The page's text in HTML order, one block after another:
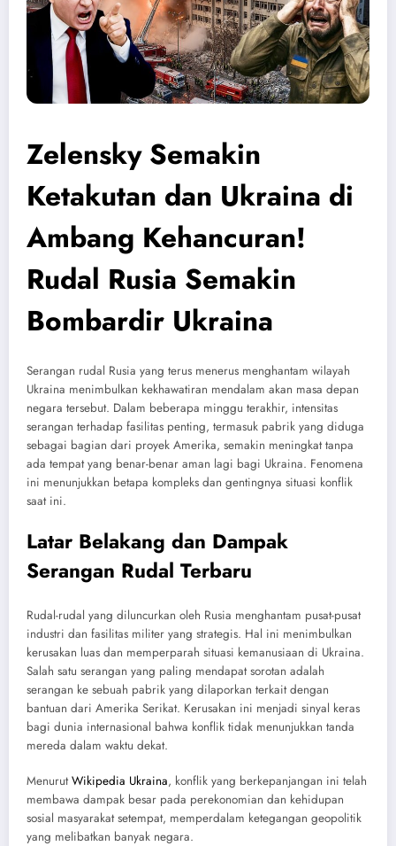
Zelensky Semakin
Ketakutan dan Ukraina di
Ambang Kehancuran!
Rudal Rusia Semakin
Bombardir Ukraina
Serangan rudal Rusia yang terus menerus menghantam wilayah
Ukraina menimbulkan kekhawatiran mendalam akan masa depan
negara tersebut. Dalam beberapa minggu terakhir, intensitas
serangan terhadap fasilitas penting, termasuk pabrik yang diduga
sebagai bagian dari proyek Amerika, semakin meningkat tanpa
ada tempat yang benar-benar aman lagi bagi Ukraina. Fenomena
ini menunjukkan betapa kompleks dan gentingnya situasi konflik
saat ini.
Latar Belakang dan Dampak
Serangan Rudal Terbaru
Rudal-rudal yang diluncurkan oleh Rusia menghantam pusat-pusat
industri dan fasilitas militer yang strategis. Hal ini menimbulkan
kerusakan luas dan memperparah situasi kemanusiaan di Ukraina.
Salah satu serangan yang paling mendapat sorotan adalah
serangan ke sebuah pabrik yang dilaporkan terkait dengan
bantuan dari Amerika Serikat. Kerusakan ini menjadi sinyal keras
bagi dunia internasional bahwa konflik tidak menunjukkan tanda
mereda dalam waktu dekat.
MenurutWikipedia Ukraina, konflik yang berkepanjangan ini telah
membawa dampak besar pada perekonomian dan kehidupan
sosial masyarakat setempat, memperdalam ketegangan geopolitik
yang melibatkan banyak negara.